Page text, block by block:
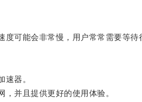
可能会非常慢，用户常常需要等待
器。
并且提供更好的使用体验。